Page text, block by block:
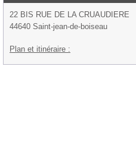
22 BIS RUE DE LA CRUAUDIERE
44640 Saint-jean-de-boiseau
Plan et itinéraire :